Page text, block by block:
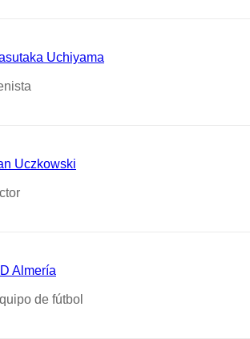
Uchiyama
Uczkowski
Almería
de fútbol